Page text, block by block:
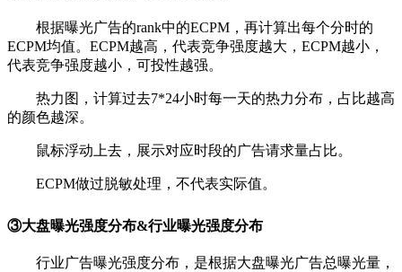
根据曝光广告的rank中的ECPM，再计算出每个分时的
ECPM均值。ECPM越高，代表竞争强度越大，ECPM越小，
代表竞争强度越小，可投性越强。
热力图，计算过去7*24小时每一天的热力分布，占比越高
的颜色越深。
鼠标浮动上去，展示对应时段的广告请求量占比。
ECPM做过脱敏处理，不代表实际值。
③大盘曝光强度分布&行业曝光强度分布
行业广告曝光强度分布，是根据大盘曝光广告总曝光量，